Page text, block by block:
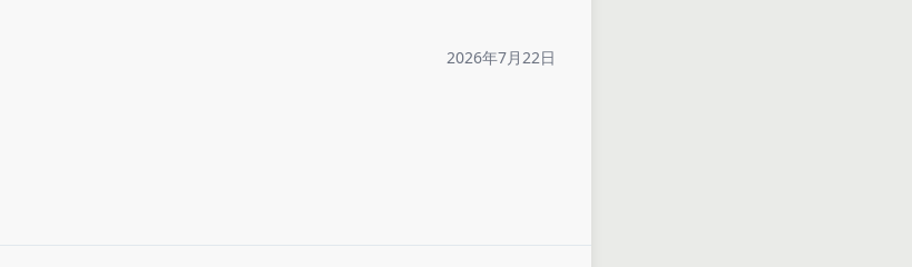
2026年7月22日